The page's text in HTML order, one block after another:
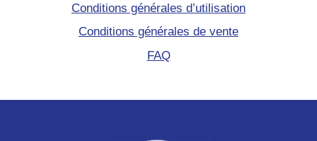
Conditions générales d’utilisation
Conditions générales de vente
FAQ